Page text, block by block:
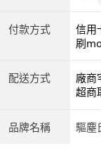
付款方式
信用
商付
刷
配送方式
廠商
超商
品牌名稱 驅塵